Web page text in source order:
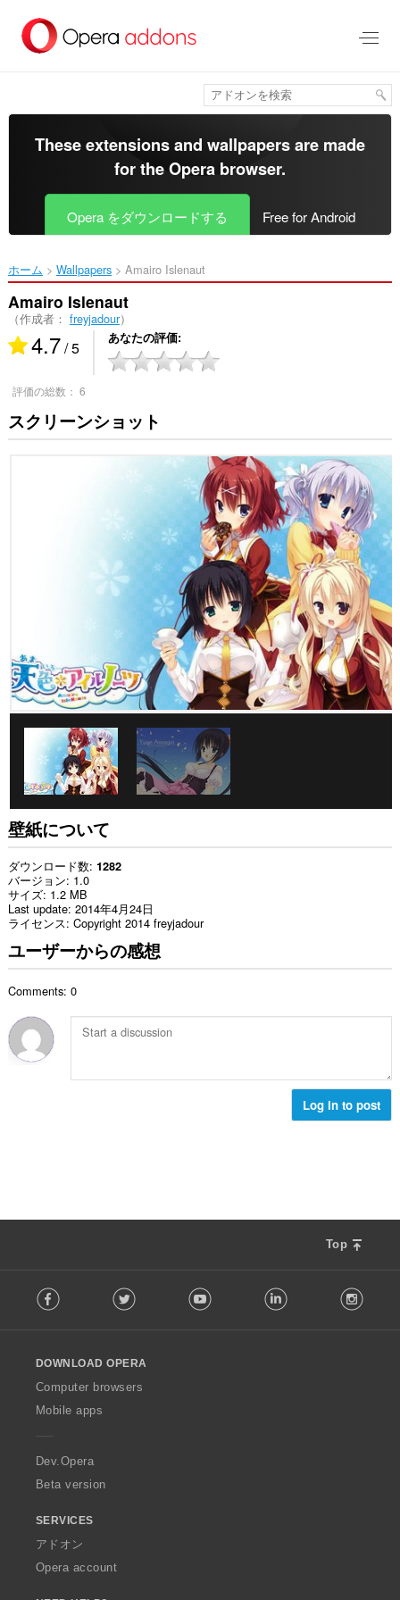
メ
ツ
移
動
These extensions and wallpapers are made
for theOpera browser.
Opera をダウンロードする Free for Android
ホーム Wallpapers Amairo Islenaut‎
Amairo Islenaut
（作成者： freyjadour）
4.7/ 5 あなたの評価
評価の総数： 6
スクリーンショット
壁紙について
ダウンロード数 1282
バージョン 1.0
サイズ 1.2 MB
Last update 2014年4月24日
ライセンス Copyright 2014 freyjadour
ユーザーからの感想
Comments: 0
Log in to post
Top
o
w
O
p
a
Facebook Twitter Youtube LinkedIn
DOWNLOAD OPERA
Computer browsers
Mobile apps
Dev.Opera
Beta version
SERVICES
アドオン
Opera account